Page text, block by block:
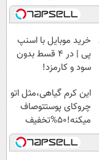
|
کنید!
◗پرسش‌نامه◖
خرید موبایل با اسنپ
پی | در ۴ قسط بدون
سود و کارمزد!
این کرم گیاهی،مثل اتو
چروکای پوستتوصاف
میکنه!50%تخفیف